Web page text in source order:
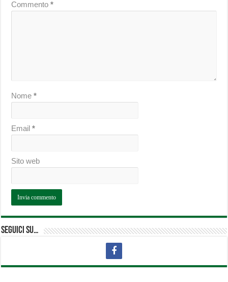
Commento*
Nome*
Email*
Sito web
Seguici su…